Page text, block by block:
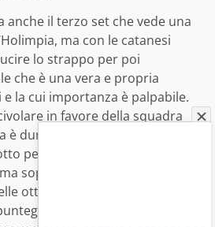
anche il terzo set che vede una
ma con le catanesi
lo strappo per poi
che è una vera e propria
la cui importanza è palpabile.
in favore della squadra
è dura a morire e lo dimostra
per 19-22, con cuore,
soprattutto grazie a due ace
ottime scelte in attacco,
prima di aggiudicarsi il